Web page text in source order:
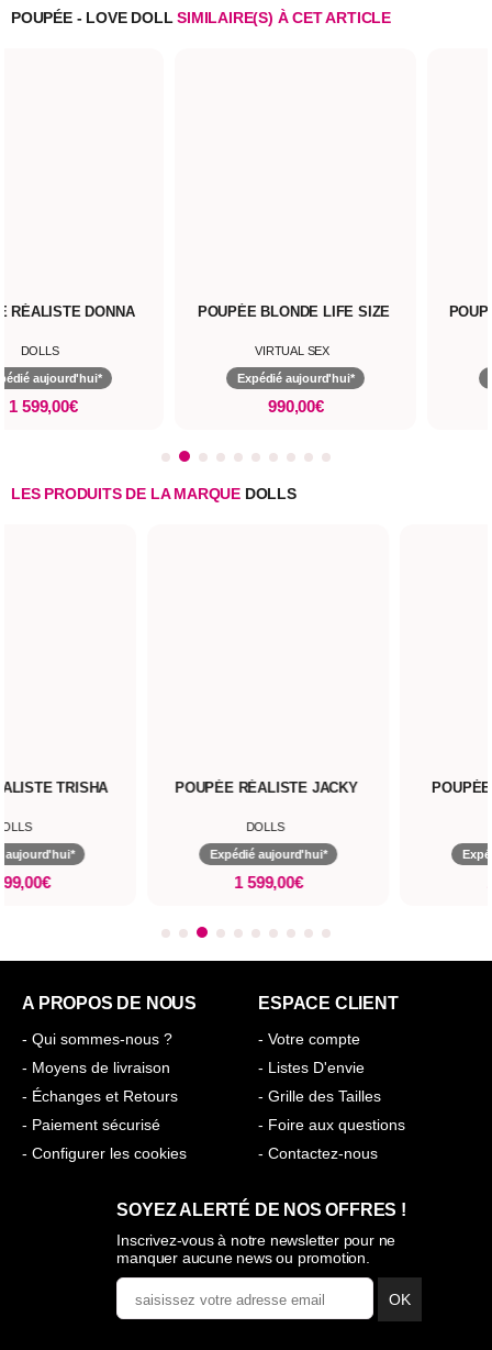
POUPÉE - LOVE DOLLSIMILAIRE(S) À CET ARTICLE
RÉALISTE DONNA
DOLLS
aujourd'hui*
1 599,00€
POUPÉE BLONDE LIFE SIZE
VIRTUAL SEX
Expédié aujourd'hui*
990,00€
LES PRODUITS DE LA MARQUE DOLLS
RÉALISTE JACKY
DOLLS
aujourd'hui*
1 599,00€
POUPÉE RÉALISTE JANE
DOLLS
Expédié aujourd'hui*
1 599,00€
A PROPOS DE NOUS
- Qui sommes-nous ?
- Moyens de livraison
- Échanges et Retours
- Paiement sécurisé
- Configurer les cookies
ESPACE CLIENT
- Votre compte
- Listes D'envie
- Grille des Tailles
- Foire aux questions
- Contactez-nous
SOYEZ ALERTÉ DE NOS OFFRES !
Inscrivez-vous à notre newsletter pour ne
manquer aucune news ou promotion.
OK